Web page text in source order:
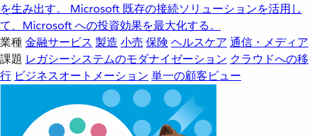
を生み出す。
Microsoft 既存の接続ソリューションを活用し
て、Microsoft への投資効果を最大化する。
業種金融サービス 製造 小売 保険 ヘルスケア 通信・メディア
課題 レガシーシステムのモダナイゼーション クラウドへの移
行 ビジネスオートメーション 単一の顧客ビュー